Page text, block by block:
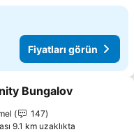
Fiyatları görün
ekle
Bungalov
147
9.1 km uzaklıkta